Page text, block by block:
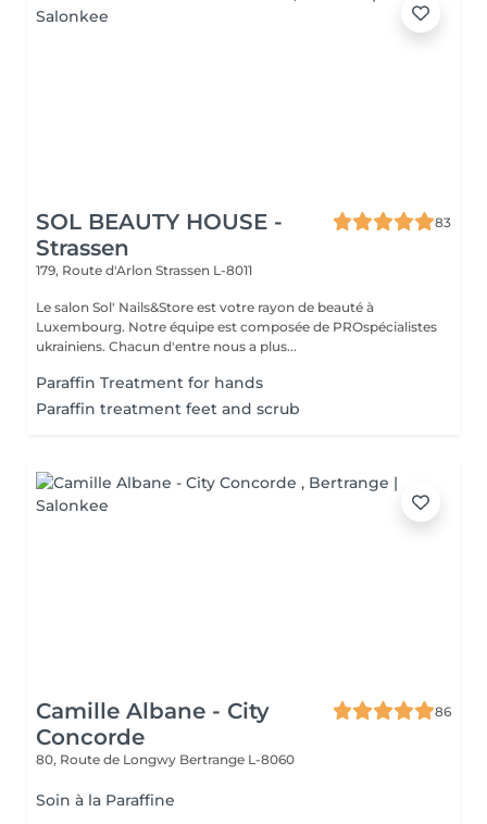
SOL BEAUTY HOUSE -
Strassen
83
179, Route d'Arlon Strassen L-8011
Le salon Sol' Nails&Store est votre rayon de beauté à
Luxembourg. Notre équipe est composée de PROspécialistes
ukrainiens. Chacun d'entre nous a plus...
Paraffin Treatment for hands
Paraffin treatment feet and scrub
Camille Albane - City
Concorde
86
80, Route de Longwy Bertrange L-8060
Soin à la Paraffine